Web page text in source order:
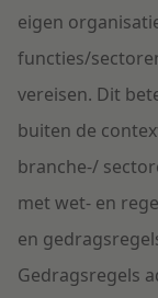
eigen
functies/
vereisen. Dit
buiten de
branche-/
met wet- en
en
Gedragsregels